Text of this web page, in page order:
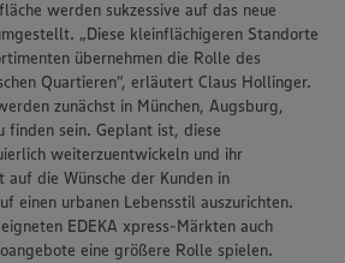
werden sukzessive auf das neue
„Diese kleinflächigeren Standorte
übernehmen die Rolle des
Quartieren“, erläutert Claus Hollinger.
zunächst in München, Augsburg,
finden sein. Geplant ist, diese
weiterzuentwickeln und ihr
die Wünsche der Kunden in
einen urbanen Lebensstil auszurichten.
EDEKA xpress-Märkten auch
eine größere Rolle spielen.